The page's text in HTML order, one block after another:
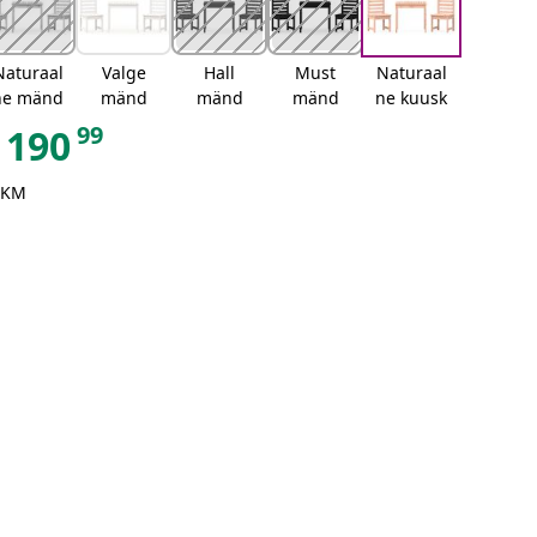
mänd
Valge
mänd
Hall
mänd
Must
mänd
Naturaal
ne kuusk
19099